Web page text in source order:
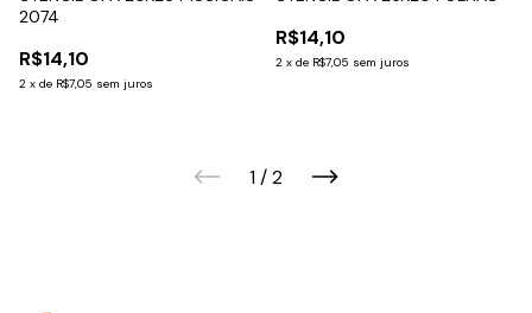
2074
R$14,10
2 x de R$7,05 sem juros
R$14,10
2 x de R$7,05 sem juros
1/2